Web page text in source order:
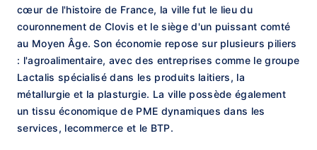
cœur de l'histoire de France, la ville fut le lieu du
couronnement de Clovis et le siège d'un puissant comté
au Moyen Âge. Son économie repose sur plusieurs piliers
: l'agroalimentaire, avec des entreprises comme le groupe
Lactalis spécialisé dans les produits laitiers, la
métallurgie et la plasturgie. La ville possède également
un tissu économique de PME dynamiques dans les
services, lecommerce et le BTP.